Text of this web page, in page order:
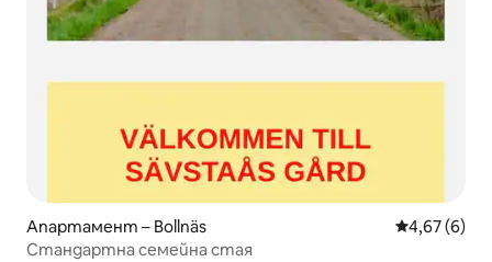
Апартамент – Bollnäs Средна
4,67 (6)
Стандартна семейна стая